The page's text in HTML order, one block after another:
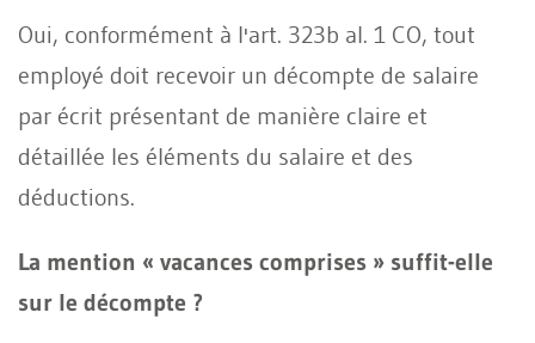
Oui, conformément à l'art. 323b al. 1 CO, tout
employé doit recevoir un décompte de salaire
par écrit présentant de manière claire et
détaillée les éléments du salaire et des
déductions.
La mention « vacances comprises » suffit-elle
sur le décompte ?